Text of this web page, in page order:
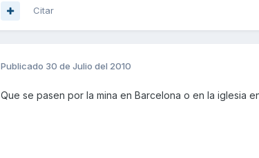
Citar
Publicado 30 de Julio del 2010
Que se pasen por la mina en Barcelona o en la iglesia